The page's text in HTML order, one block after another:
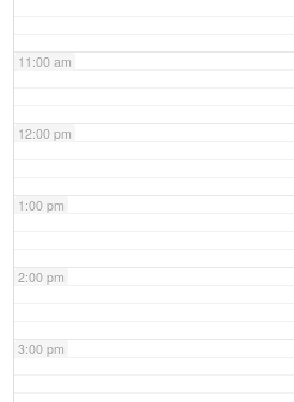
11:00 am
12:00 pm
1:00 pm
2:00 pm
3:00 pm